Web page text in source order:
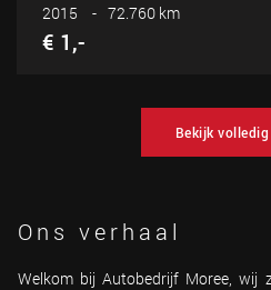
2015 - 72.760 km
€ 1,-
Bekijk
Ons verhaal
Welkom bij Autobedrijf Moree, wij